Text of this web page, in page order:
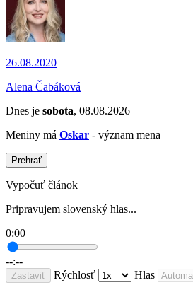
26.08.2020
Alena Čabáková
Dnes je sobota, 08.08.2026
Meniny má Oskar - význam mena
Prehrať
Vypočuť článok
Pripravujem slovenský hlas...
0:00
--:--
Zastaviť Rýchlosť Hlas